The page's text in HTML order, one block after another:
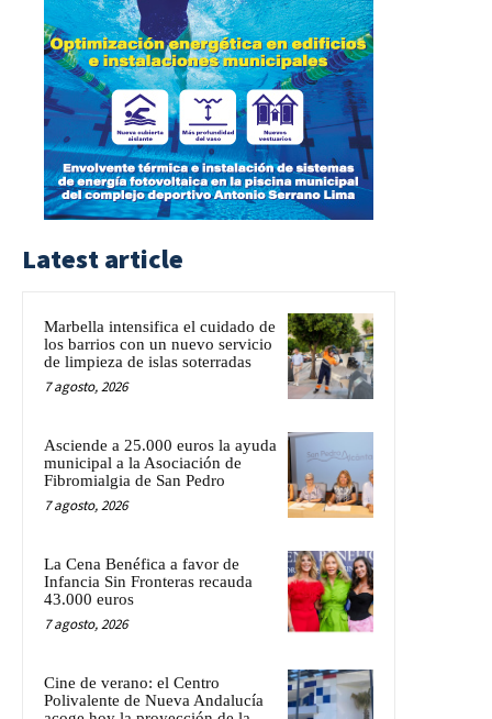
Latest article
Marbella intensifica el cuidado de
los barrios con un nuevo servicio
de limpieza de islas soterradas
7 agosto, 2026
Asciende a 25.000 euros la ayuda
municipal a la Asociación de
Fibromialgia de San Pedro
7 agosto, 2026
La Cena Benéfica a favor de
Infancia Sin Fronteras recauda
43.000 euros
7 agosto, 2026
Cine de verano: el Centro
Polivalente de Nueva Andalucía